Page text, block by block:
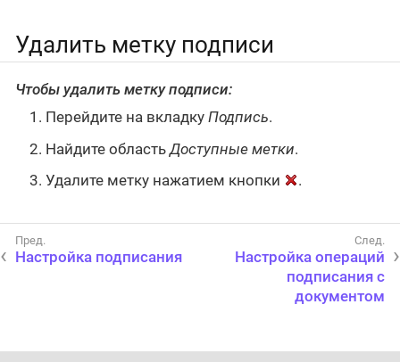
Удалить метку подписи
Чтобы удалить метку подписи:
Перейдите на вкладку Подпись.
Найдите область Доступные метки.
Удалите метку нажатием кнопки
.
Настройка подписания
Настройка операций
подписания с
документом